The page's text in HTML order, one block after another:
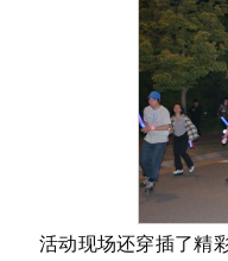
活动现场还穿插了精